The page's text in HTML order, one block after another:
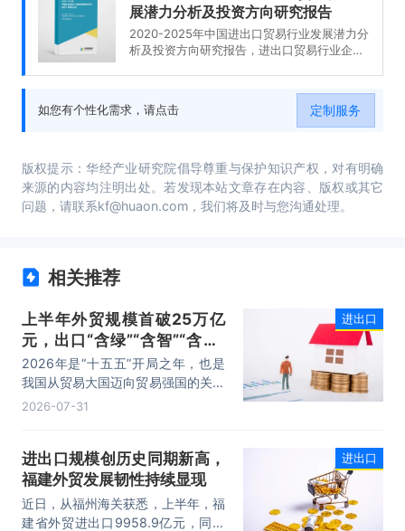
展潜力分析及投资方向研究报告
2020-2025年中国进出口贸易行业发展潜力分
析及投资方向研究报告，进出口贸易行业企业
易行业投资风险与营销分析，2020-2025年中
国进出口贸易行业发展战略及规划建议。
如您有个性化需求，请点击 定制服务
版权提示：华经产业研究院倡导尊重与保护知识产权，对有明确
来源的内容均注明出处。若发现本站文章存在内容、版权或其它
问题，请联系kf@huaon.com，我们将及时与您沟通处理。
相关推荐
上半年外贸规模首破25万亿
元，出口“含绿”“含智”“含新”
量稳步攀升
2026年是“十五五”开局之年，也是
我国从贸易大国迈向贸易强国的关键
时期。上半年，我国进出口规模历史
品为代表的高附加值产品出口占比显
著提升，成为外贸提质增效的核心引
擎，为加快建设贸易强国注入了强劲
动力。
2026-07-31
进出口
进出口规模创历史同期新高，
福建外贸发展韧性持续显现
近日，从福州海关获悉，上半年，福
建省外贸进出口9958.9亿元，同比
进出口